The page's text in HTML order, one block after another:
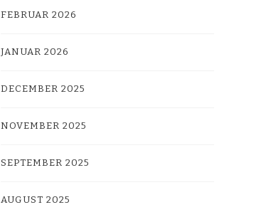
FEBRUAR 2026
JANUAR 2026
DECEMBER 2025
NOVEMBER 2025
SEPTEMBER 2025
AUGUST 2025